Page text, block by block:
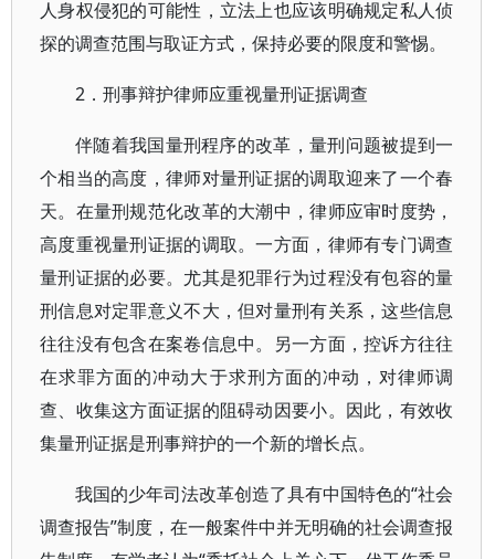
人身权侵犯的可能性，立法上也应该明确规定私人侦
探的调查范围与取证方式，保持必要的限度和警惕。
2．刑事辩护律师应重视量刑证据调查
伴随着我国量刑程序的改革，量刑问题被提到一
个相当的高度，律师对量刑证据的调取迎来了一个春
天。在量刑规范化改革的大潮中，律师应审时度势，
高度重视量刑证据的调取。一方面，律师有专门调查
量刑证据的必要。尤其是犯罪行为过程没有包容的量
刑信息对定罪意义不大，但对量刑有关系，这些信息
往往没有包含在案卷信息中。另一方面，控诉方往往
在求罪方面的冲动大于求刑方面的冲动，对律师调
查、收集这方面证据的阻碍动因要小。因此，有效收
集量刑证据是刑事辩护的一个新的增长点。
我国的少年司法改革创造了具有中国特色的“社会
调查报告”制度，在一般案件中并无明确的社会调查报